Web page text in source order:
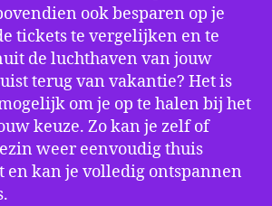
ook besparen op je
tickets te vergelijken en te
de luchthaven van jouw
terug van vakantie? Het is
om je op te halen bij het
keuze. Zo kan je zelf of
weer eenvoudig thuis
en kan je volledig ontspannen